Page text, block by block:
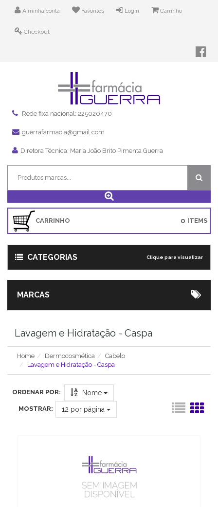
A minha conta Favoritos Login Carrinho
Checkout
Rede fixa nacional: 225020470
guerrafarmacia@gmail.com
Diretora Técnica: Maria João Brito Pimenta Guerra
CARRINHO ITEMS
0
CATEGORIAS Clique para visualizar
MARCAS
Lavagem e Hidratação - Caspa
Home Dermocosmética
Cabelo
Lavagem e Hidratação - Caspa
ORDENAR POR: Nome
MOSTRAR: 12 por página